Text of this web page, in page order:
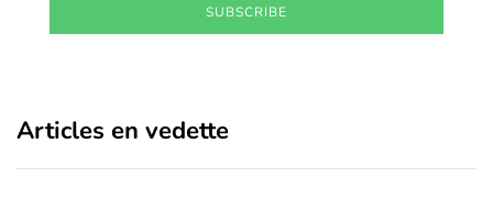
SUBSCRIBE
Articles en vedette